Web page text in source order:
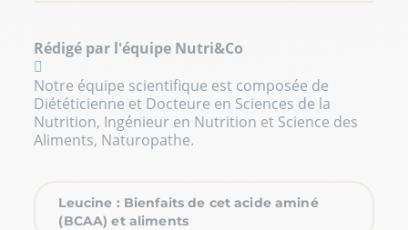
Rédigé par l'équipe Nutri&Co
Notre équipe scientifique est composée de
Diététicienne et Docteure en Sciences de la
Nutrition, Ingénieur en Nutrition et Science des
Aliments, Naturopathe.
Leucine : Bienfaits de cet acide aminé
(BCAA) et aliments